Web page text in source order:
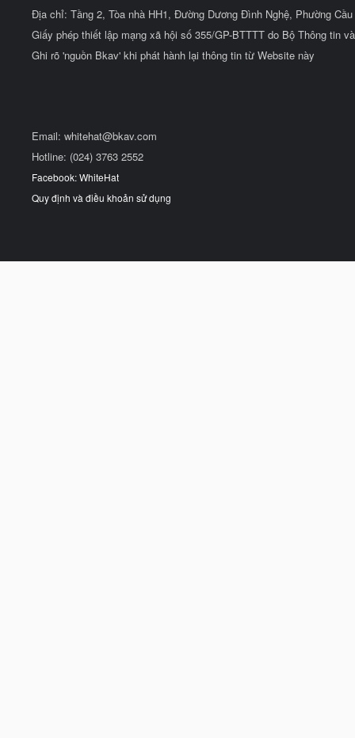
Địa chỉ: Tầng 2, Tòa nhà HH1, Đường Dương Đình Nghệ, Phường
Giấy phép thiết lập mạng xã hội số 355/GP-BTTTT do Bộ Thông tin
Ghi rõ 'nguồn Bkav' khi phát hành lại thông tin từ Website này
Email: whitehat@bkav.com
Hotline: (024) 3763 2552
Facebook: WhiteHat
Quy định và điều khoản sử dụng